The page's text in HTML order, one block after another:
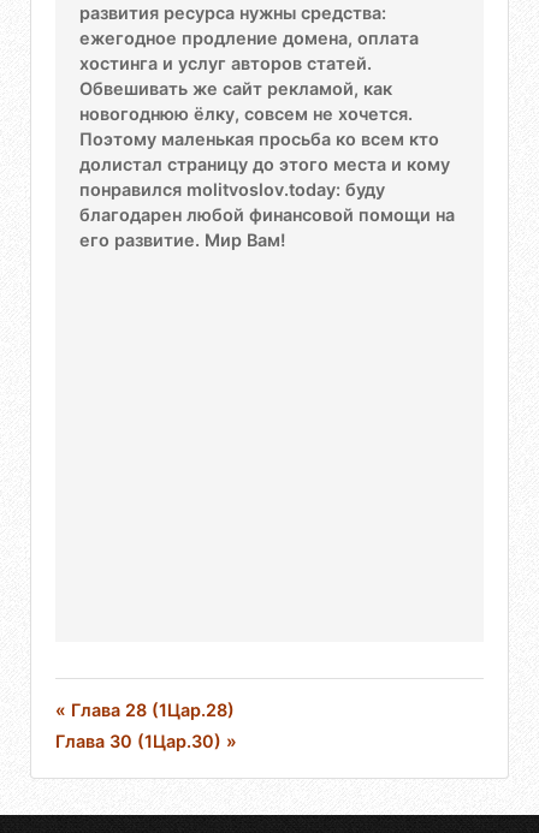
развития ресурса нужны средства:
ежегодное продление домена, оплата
хостинга и услуг авторов статей.
Обвешивать же сайт рекламой, как
новогоднюю ёлку, совсем не хочется.
Поэтому маленькая просьба ко всем кто
долистал страницу до этого места и кому
понравился molitvoslov.today: буду
благодарен любой финансовой помощи на
его развитие. Мир Вам!
« Глава 28 (1Цар.28)
Глава 30 (1Цар.30) »